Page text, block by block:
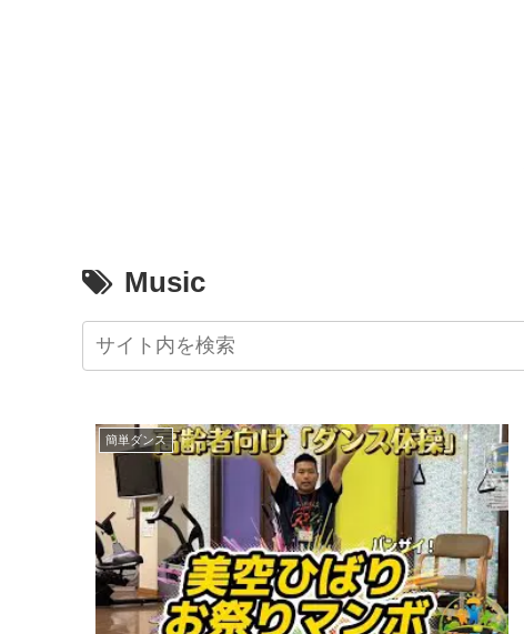
Music
簡単ダンス